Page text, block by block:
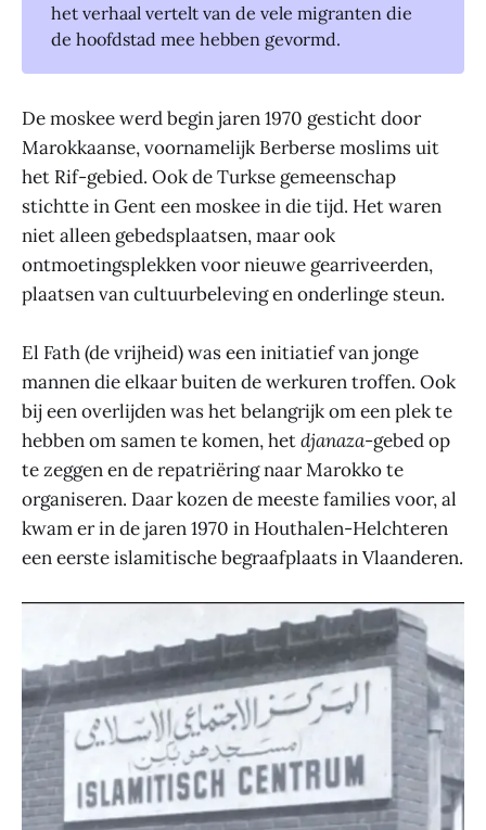
het verhaal vertelt van de vele migranten die
de hoofdstad mee hebben gevormd.
De moskee werd begin jaren 1970 gesticht door
Marokkaanse, voornamelijk Berberse moslims uit
het Rif-gebied. Ook de Turkse gemeenschap
stichtte in Gent een moskee in die tijd. Het waren
niet alleen gebedsplaatsen, maar ook
ontmoetingsplekken voor nieuwe gearriveerden,
plaatsen van cultuurbeleving en onderlinge steun.
El Fath (de vrijheid) was een initiatief van jonge
mannen die elkaar buiten de werkuren troffen. Ook
bij een overlijden was het belangrijk om een plek te
hebben om samen te komen, hetdjanaza-gebed op
te zeggen en de repatriëring naar Marokko te
organiseren. Daar kozen de meeste families voor, al
kwam er in de jaren 1970 in Houthalen-Helchteren
een eerste islamitische begraafplaats in Vlaanderen.